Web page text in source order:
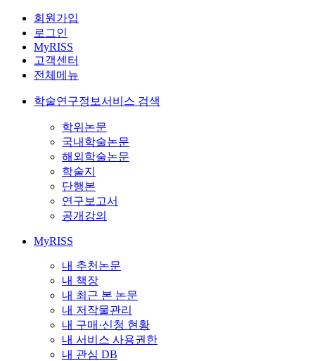
회원가입
로그인
MyRISS
고객센터
전체메뉴
학술연구정보서비스 검색
학위논문
국내학술논문
해외학술논문
학술지
단행본
연구보고서
공개강의
MyRISS
내 추천논문
내 책장
내 최근 본 논문
내 저작물관리
내 구매·신청 현황
내 서비스 사용권한
내 관심 DB